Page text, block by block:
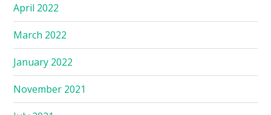
April 2022
March 2022
January 2022
November 2021